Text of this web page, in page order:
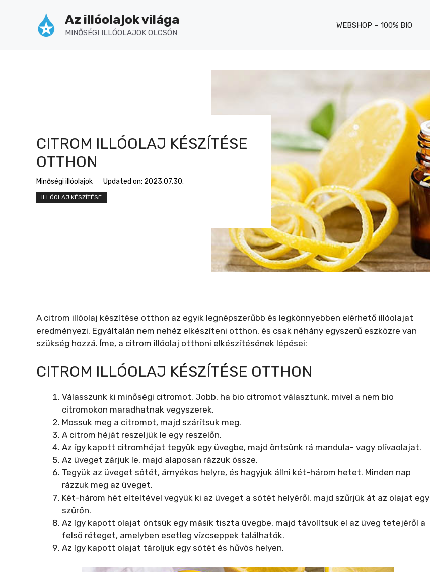
tartalomba
Az illóolajok világa
MINŐSÉGI ILLÓOLAJOK OLCSÓN
WEBSHOP – 100% BIO
CITROM ILLÓOLAJ KÉSZÍTÉSE
OTTHON
Minőségi illóolajok Updated on: 2023.07.30.
ILLÓOLAJ KÉSZÍTÉSE
A citrom illóolaj készítése otthon az egyik legnépszerűbb és legkönnyebben elérhető illóolajat
eredményezi. Egyáltalán nem nehéz elkészíteni otthon, és csak néhány egyszerű eszközre van
szükség hozzá. Íme, a citrom illóolaj otthoni elkészítésének lépései:
CITROM ILLÓOLAJ KÉSZÍTÉSE OTTHON
Válasszunk ki minőségi citromot. Jobb, ha bio citromot választunk, mivel a nem bio
citromokon maradhatnak vegyszerek.
Mossuk meg a citromot, majd szárítsuk meg.
A citrom héját reszeljük le egy reszelőn.
Az így kapott citromhéjat tegyük egy üvegbe, majd öntsünk rá mandula- vagy olívaolajat.
Az üveget zárjuk le, majd alaposan rázzuk össze.
Tegyük az üveget sötét, árnyékos helyre, és hagyjuk állni két-három hetet. Minden nap
rázzuk meg az üveget.
Két-három hét elteltével vegyük ki az üveget a sötét helyéről, majd szűrjük át az olajat egy
szűrőn.
Az így kapott olajat öntsük egy másik tiszta üvegbe, majd távolítsuk el az üveg tetejéről a
felső réteget, amelyben esetleg vízcseppek találhatók.
Az így kapott olajat tároljuk egy sötét és hűvös helyen.